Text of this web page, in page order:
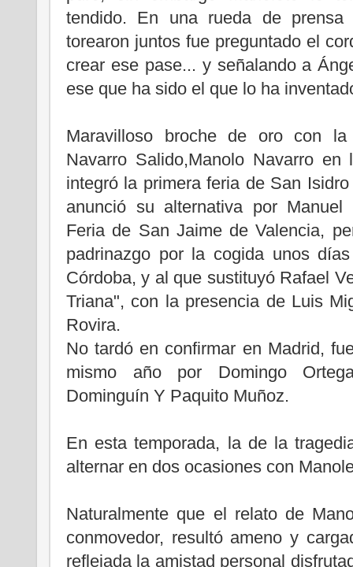
tendido. En una rueda de
torearon juntos fue preguntado el
crear ese pase... y señalando a
ese que ha sido el que lo ha
Maravilloso broche de oro con
Navarro Salido,Manolo Navarro
integró la primera feria de San
anunció su alternativa por
Feria de San Jaime de Valencia,
padrinazgo por la cogida unos
Córdoba, y al que sustituyó Rafael
Triana", con la presencia de Luis
Rovira.
No tardó en confirmar en Madrid,
mismo año por Domingo
Dominguín Y Paquito Muñoz.
En esta temporada, la de la
alternar en dos ocasiones con
Naturalmente que el relato de
conmovedor, resultó ameno y
reflejada la amistad personal